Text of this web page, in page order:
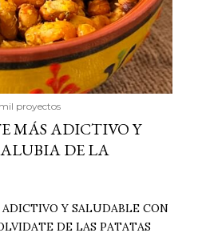
proyectos
MÁS ADICTIVO Y
DE LA
Y SALUDABLE CON
DE LAS PATATAS